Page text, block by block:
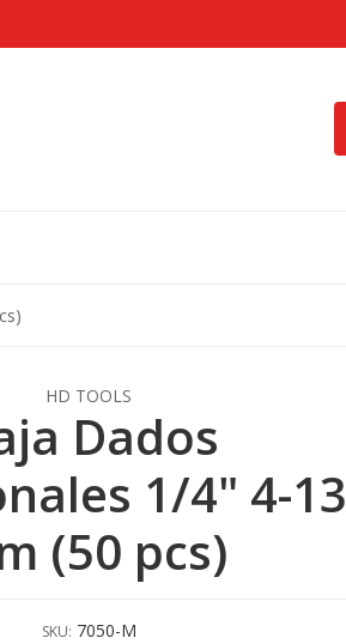
HD TOOLS
Dados
1/4" 4-13
(50 pcs)
SKU: 7050-M